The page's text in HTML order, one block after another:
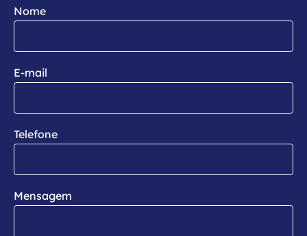
Nome
E-mail
Telefone
Mensagem